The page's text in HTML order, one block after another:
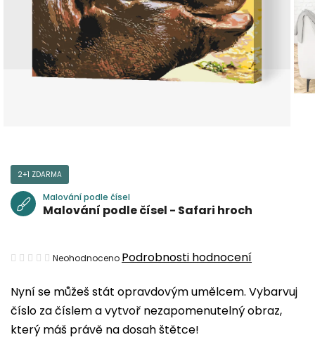
Nyní se můžeš stát opravdovým umělcem. Vybarvuj
číslo za číslem a vytvoř nezapomenutelný obraz,
který máš právě na dosah štětce!
2+1 ZDARMA
Malování podle čísel
Malování podle čísel - Safari hroch
Průměrné
produktu
je
0,0
Neohodnoceno Podrobnosti hodnocení